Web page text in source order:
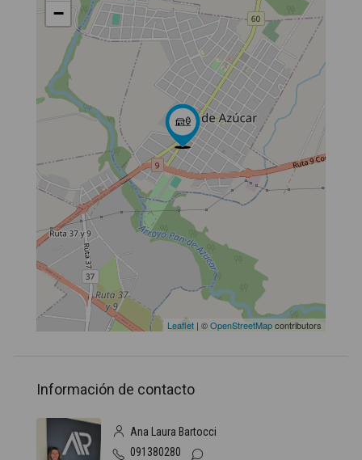
−
Leaflet | ©OpenStreetMapcontributors
Información de contacto
Ana Laura Bartocci
091380280